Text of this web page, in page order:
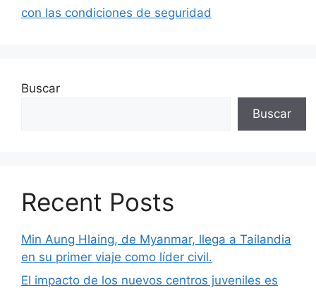
con las condiciones de seguridad
Buscar
Buscar
Recent Posts
Min Aung Hlaing, de Myanmar, llega a Tailandia
en su primer viaje como líder civil.
El impacto de los nuevos centros juveniles es